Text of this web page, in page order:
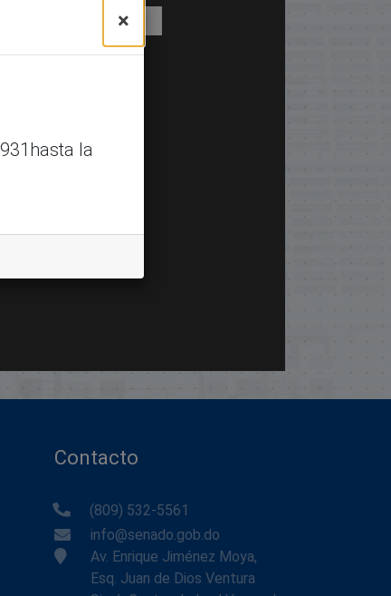
Contacto
(809) 532-5561
info@senado.gob.do
Av. Enrique Jiménez Moya,
Esq. Juan de Dios Ventura
×
la